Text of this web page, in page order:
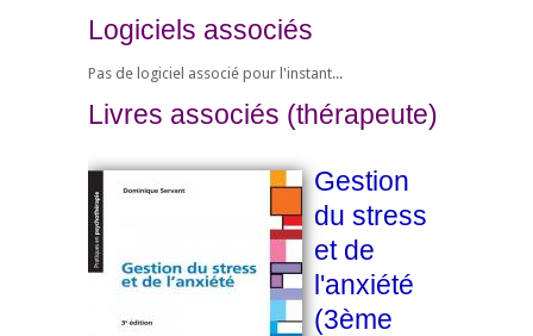
Logiciels associés
Pas de logiciel associé pour l'instant...
Livres associés (thérapeute)
Gestion
du stress
et de
l'anxiété
(3ème